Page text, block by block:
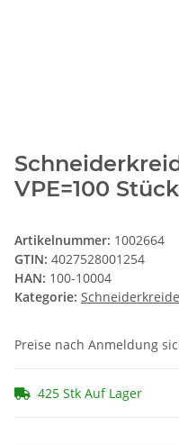
VPE=100
Artikelnummer: 1002664
GTIN: 4027528001254
HAN: 100-10004
Kategorie:
Preise nach Anmeldung
425 Stk Auf Lager